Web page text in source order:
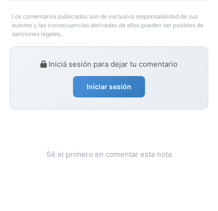
Los comentarios publicados son de exclusiva responsabilidad de sus
autores y las consecuencias derivadas de ellos pueden ser pasibles de
sanciones legales.
Iniciá sesión para dejar tu comentario
Iniciar sesión
Sé el primero en comentar esta nota